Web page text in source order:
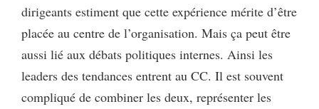
dirigeants estiment que cette expérience mérite d’être
placée au centre de l’organisation. Mais ça peut être
aussi lié aux débats politiques internes. Ainsi les
leaders des tendances entrent au CC. Il est souvent
compliqué de combiner les deux, représenter les